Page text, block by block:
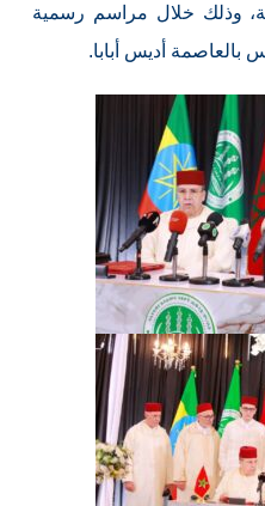
وذلك خلال مراسم رسمية
أديس أبابا.